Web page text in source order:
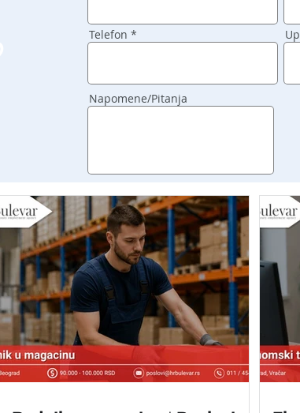
Telefon
Napomene/Pitanja